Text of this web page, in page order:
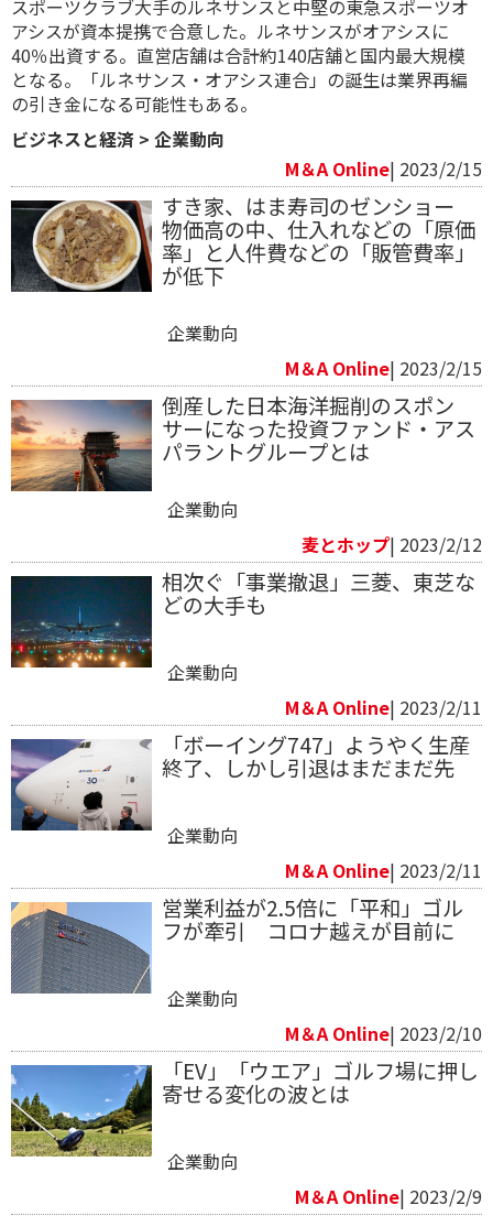
スポーツクラブ大手のルネサンスと中堅の東急スポーツオ
アシスが資本提携で合意した。ルネサンスがオアシスに
40％出資する。直営店舗は合計約140店舗と国内最大規模
となる。「ルネサンス・オアシス連合」の誕生は業界再編
の引き金になる可能性もある。
ビジネスと経済 > 企業動向
M＆A Online| 2023/2/15
すき家、はま寿司のゼンショー
物価高の中、仕入れなどの「原価
率」と人件費などの「販管費率」
が低下
企業動向
M＆A Online| 2023/2/15
倒産した日本海洋掘削のスポン
サーになった投資ファンド・アス
パラントグループとは
企業動向
麦とホップ| 2023/2/12
相次ぐ「事業撤退」三菱、東芝な
どの大手も
企業動向
M＆A Online| 2023/2/11
「ボーイング747」ようやく生産
終了、しかし引退はまだまだ先
企業動向
M＆A Online| 2023/2/11
営業利益が2.5倍に「平和」ゴル
フが牽引 コロナ越えが目前に
企業動向
M＆A Online| 2023/2/10
「EV」「ウエア」ゴルフ場に押し
寄せる変化の波とは
企業動向
M＆A Online| 2023/2/9